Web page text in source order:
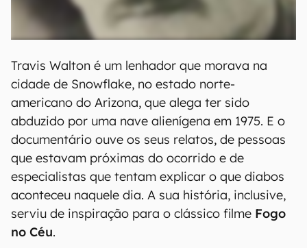
Travis Walton é um lenhador que morava na
cidade de Snowflake, no estado norte-
americano do Arizona, que alega ter sido
abduzido por uma nave alienígena em 1975. E o
documentário ouve os seus relatos, de pessoas
que estavam próximas do ocorrido e de
especialistas que tentam explicar o que diabos
aconteceu naquele dia. A sua história, inclusive,
serviu de inspiração para o clássico filme Fogo
no Céu.